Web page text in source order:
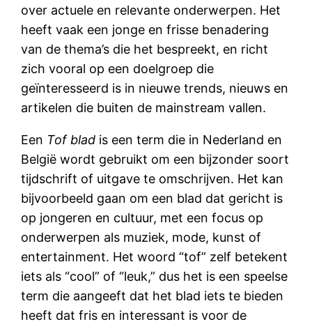
over actuele en relevante onderwerpen. Het
heeft vaak een jonge en frisse benadering
van de thema’s die het bespreekt, en richt
zich vooral op een doelgroep die
geïnteresseerd is in nieuwe trends, nieuws en
artikelen die buiten de mainstream vallen.
Een Tof blad is een term die in Nederland en
België wordt gebruikt om een bijzonder soort
tijdschrift of uitgave te omschrijven. Het kan
bijvoorbeeld gaan om een blad dat gericht is
op jongeren en cultuur, met een focus op
onderwerpen als muziek, mode, kunst of
entertainment. Het woord “tof” zelf betekent
iets als “cool” of “leuk,” dus het is een speelse
term die aangeeft dat het blad iets te bieden
heeft dat fris en interessant is voor de